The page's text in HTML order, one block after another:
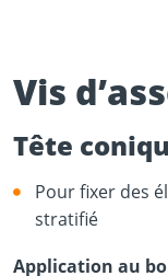
Vis
Tête
Pour fixer des
stratifié
Application au